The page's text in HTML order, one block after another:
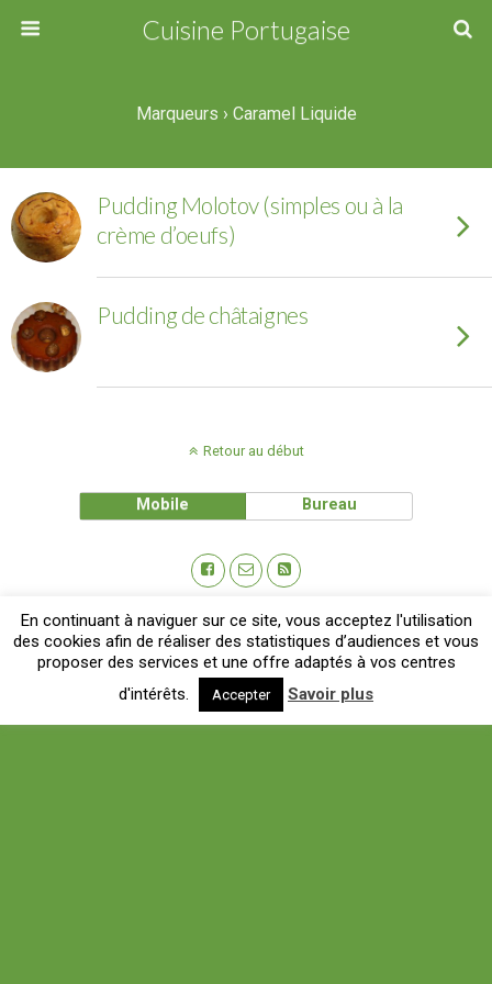
Cuisine Portugaise
Marqueurs › Caramel Liquide
Pudding Molotov (simples ou à la
crème d’oeufs)
Pudding de châtaignes
Retour au début
Mobile Bureau
En continuant à naviguer sur ce site, vous acceptez l'utilisation
des cookies afin de réaliser des statistiques d’audiences et vous
proposer des services et une offre adaptés à vos centres
d'intérêts.
Accepter Savoir plus